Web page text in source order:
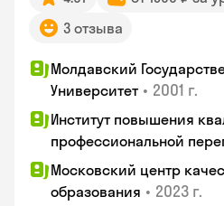
3 отзыва
Молдавский
Университет • 2001 г.
Институт повышения
профессиональной
Московский центр
образования • 2023 г.